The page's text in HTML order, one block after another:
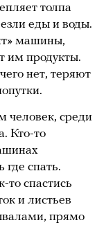
толпа
еды и воды.
машины,
им продукты.
нет, теряют
человек, среди
Кто-то
где спать.
то спастись
и листьев
прямо